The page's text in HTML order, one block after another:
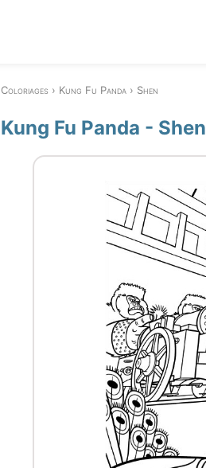
Coloriages Kung Fu Panda Shen
Kung Fu Panda - Shen